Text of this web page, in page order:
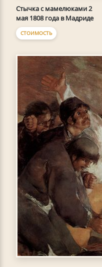
Стычка с мамелюками 2
мая 1808 года в Мадриде
СТОИМОСТЬ